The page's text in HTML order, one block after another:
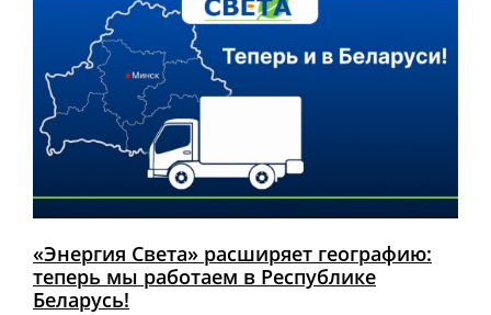
«Энергия Света» расширяет географию:
теперь мы работаем в Республике
Беларусь!